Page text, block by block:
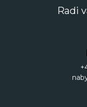
Radi